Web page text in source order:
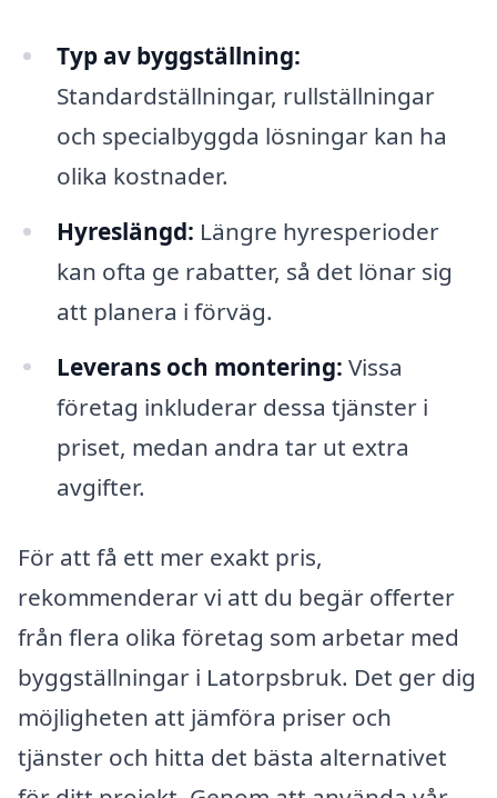
Typ av byggställning:
Standardställningar, rullställningar
och specialbyggda lösningar kan ha
olika kostnader.
Hyreslängd: Längre hyresperioder
kan ofta ge rabatter, så det lönar sig
att planera i förväg.
Leverans och montering: Vissa
företag inkluderar dessa tjänster i
priset, medan andra tar ut extra
avgifter.
För att få ett mer exakt pris,
rekommenderar vi att du begär offerter
från flera olika företag som arbetar med
byggställningar i Latorpsbruk. Det ger dig
möjligheten att jämföra priser och
tjänster och hitta det bästa alternativet